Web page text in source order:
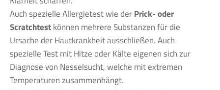
Auch spezielle Allergietest wie derPrick- oder
Scratchtestkönnen mehrere Substanzen für die
Ursache der Hautkrankheit ausschließen. Auch
spezielle Test mit Hitze oder Kälte eigenen sich zur
Diagnose von Nesselsucht, welche mit extremen
Temperaturen zusammenhängt.